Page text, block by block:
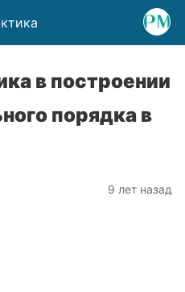
в построении
порядка в
9 лет назад